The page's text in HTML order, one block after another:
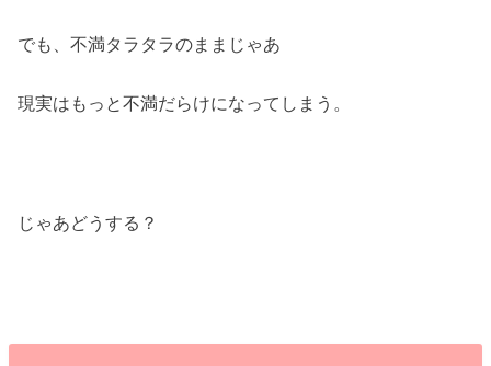
でも、不満タラタラのままじゃあ
現実はもっと不満だらけになってしまう。
じゃあどうする？